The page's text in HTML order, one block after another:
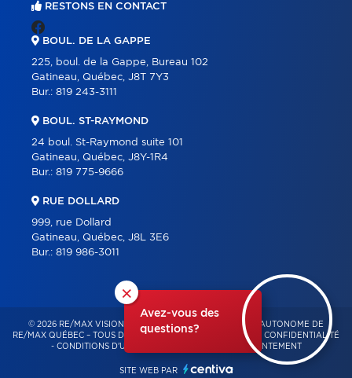
×
Avez-vous des
questions?
RESTONS EN CONTACT
BOUL. DE LA GAPPE
225, boul. de la Gappe, Bureau 102
Gatineau, Québec, J8T 7Y3
Bur.: 819 243-3111
BOUL. ST-RAYMOND
24 boul. St-Raymond suite 101
Gatineau, Québec, J8Y-1R4
Bur.: 819 775-9666
RUE DOLLARD
999, rue Dollard
Gatineau, Québec, J8L 3E6
Bur.: 819 986-3011
© 2026 RE/MAX VISION – FRANCHISÉ INDÉPENDANT ET AUTONOME DE
RE/MAX QUÉBEC – TOUS DROITS RÉSERVÉS -
POLITIQUE DE CONFIDENTIALITÉ
- CONDITIONS D'UTILISATION GESTION DU CONSENTEMENT
SITE WEB PAR